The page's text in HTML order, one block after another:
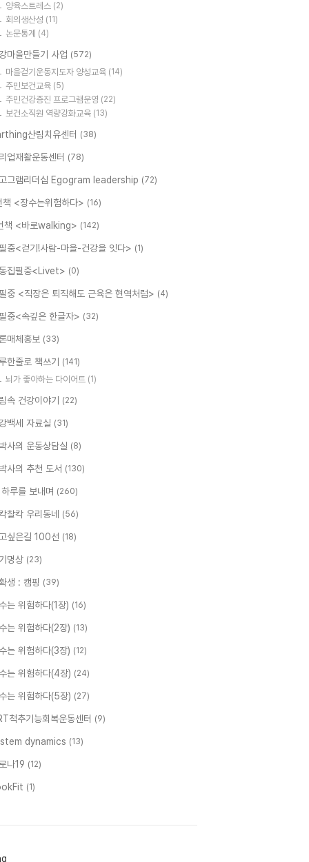
양육스트레스 (2)
회의생산성 (11)
논문통계 (4)
마을만들기 사업 (572)
마을걷기운동지도자 양성교육 (14)
주민보건교육 (5)
주민건강증진 프로그램운영 (22)
보건소직원 역량강화교육 (13)
산림치유센터 (38)
업재활운동센터 (78)
그램리더십 Egogram leadership (72)
책 <장수는위험하다> (16)
책 <바로walking> (142)
중<걷기!사람-마을-건강을 잇다> (1)
집필중<Livet> (0)
중 <직장은 퇴직해도 근육은 현역처럼> (4)
중<속깊은 한글자> (32)
매체홍보 (33)
한줄로 책쓰기 (141)
뇌가 좋아하는 다이어트 (1)
속 건강이야기 (22)
백세 자료실 (31)
사의 운동상담실 (8)
사의 추천 도서 (130)
루를 보내며 (260)
찰칵 우리동네 (56)
싶은길 100선 (18)
명상 (23)
생 : 캠핑 (39)
는 위험하다(1장) (16)
는 위험하다(2장) (13)
는 위험하다(3장) (12)
는 위험하다(4장) (24)
는 위험하다(5장) (27)
척추기능회복운동센터 (9)
dynamics (13)
나19 (12)
(1)